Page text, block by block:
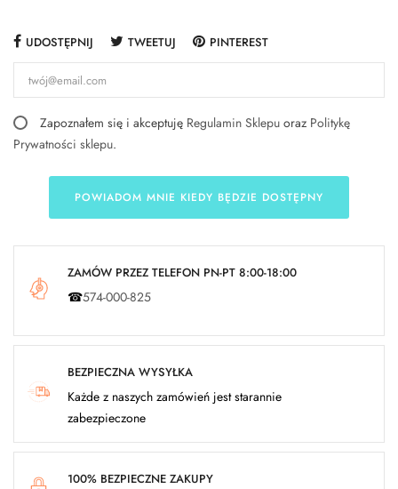
UDOSTĘPNIJ TWEETUJ PINTEREST
Zapoznałem się i akceptuję Regulamin Sklepu oraz Politykę
Prywatności sklepu.
POWIADOM MNIE KIEDY BĘDZIE DOSTĘPNY
ZAMÓW PRZEZ TELEFON PN-PT 8:00-18:00
☎574-000-825
BEZPIECZNA WYSYŁKA
Każde z naszych zamówień jest starannie
zabezpieczone
100% BEZPIECZNE ZAKUPY